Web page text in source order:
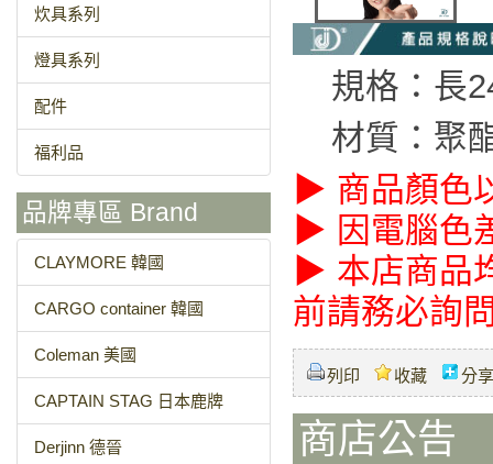
炊具系列
燈具系列
配件
福利品
品牌專區 Brand
CLAYMORE 韓國
CARGO container 韓國
Coleman 美國
CAPTAIN STAG 日本鹿牌
Derjinn 德晉
規格：長
材質：聚
▶ 商品顏色
▶ 因電腦色
▶ 本店商品
前請務必詢
列印 收藏 分享
商店公告